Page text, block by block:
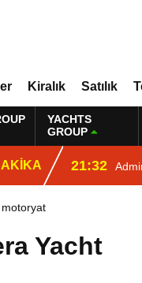
Kiralık Satılık
YACHTS
GROUP
21:32
motoryat
Yacht